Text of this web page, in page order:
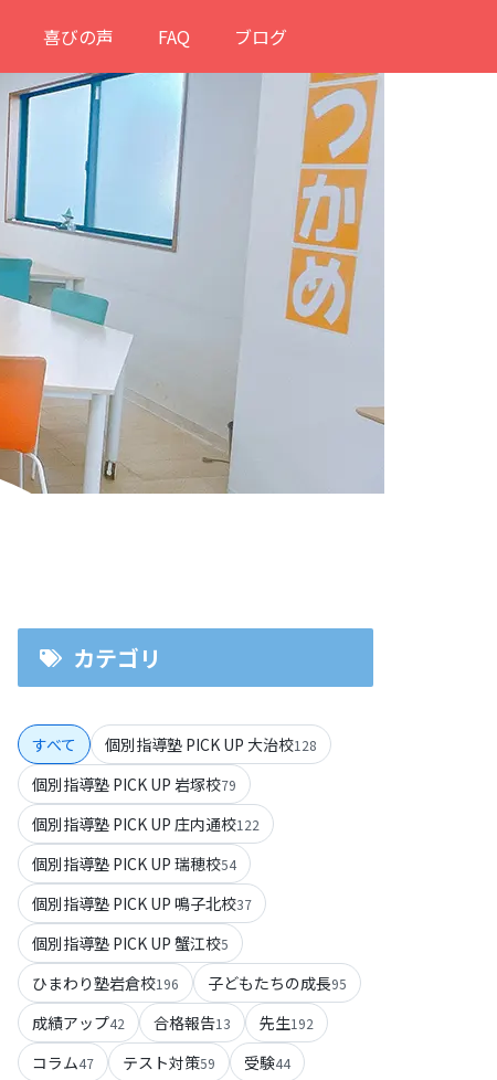
喜びの声 FAQ ブログ
カテゴリ
すべて 個別指導塾 PICK UP 大治校128
個別指導塾 PICK UP 岩塚校79
個別指導塾 PICK UP 庄内通校122
個別指導塾 PICK UP 瑞穂校54
個別指導塾 PICK UP 鳴子北校37
個別指導塾 PICK UP 蟹江校5
ひまわり塾岩倉校196 子どもたちの成長95
成績アップ42 合格報告13 先生192
コラム47 テスト対策59 受験44